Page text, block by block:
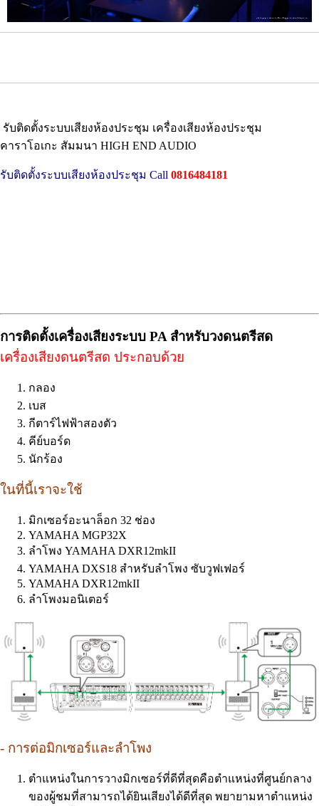
รับติดตั้งระบบเสียงห้องประชุม เครื่องเสียงห้องประชุม
คาราโอเกะ สัมมนา HIGH END AUDIO
รับติดตั้งระบบเสียงห้องประชุม Call 0816484181
การติดตั้งเครื่องเสียงระบบ PA สำหรับวงดนตรีสด
เครื่องเสียงดนตรีสด ประกอบด้วย
กลอง
เบส
กีตาร์ไฟฟ้าสองตัว
คีย์บอร์ด
นักร้อง
ในที่นี้เราจะใช้
มิกเซอร์อะนาล็อก 32 ช่อง
YAMAHA MGP32X
ลำโพง YAMAHA DXR12mkII
YAMAHA DXS18 สำหรับลำโพง ซับวูฟเฟอร์
YAMAHA DXR12mkII
ลำโพงมอนิเตอร์
- การต่อมิกเซอร์และลำโพง
ตำแหน่งในการวางมิกเซอร์ที่ดีที่สุดคือตำแหน่งที่ศูนย์กลาง
ของผู้ชมที่สามารถได้ยินเสียงได้ดีที่สุด พยายามหาตำแหน่ง